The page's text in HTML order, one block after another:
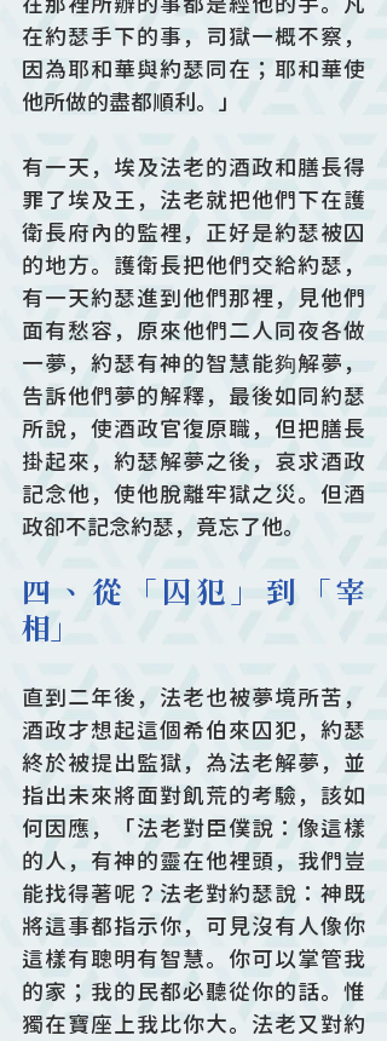
在約瑟手下的事，司獄一概不察，
因為耶和華與約瑟同在；耶和華使
他所做的盡都順利。」
有一天，埃及法老的酒政和膳長得
罪了埃及王，法老就把他們下在護
衛長府內的監裡，正好是約瑟被囚
的地方。護衛長把他們交給約瑟，
有一天約瑟進到他們那裡，見他們
面有愁容，原來他們二人同夜各做
一夢，約瑟有神的智慧能夠解夢，
告訴他們夢的解釋，最後如同約瑟
所說，使酒政官復原職，但把膳長
掛起來，約瑟解夢之後，哀求酒政
記念他，使他脫離牢獄之災。但酒
政卻不記念約瑟，竟忘了他。
四、從「囚犯」到「宰
相」
直到二年後，法老也被夢境所苦，
酒政才想起這個希伯來囚犯，約瑟
終於被提出監獄，為法老解夢，並
指出未來將面對飢荒的考驗，該如
何因應，「法老對臣僕說：像這樣
的人，有神的靈在他裡頭，我們豈
能找得著呢？法老對約瑟說：神既
將這事都指示你，可見沒有人像你
這樣有聰明有智慧。你可以掌管我
的家；我的民都必聽從你的話。惟
獨在寶座上我比你大。法老又對約